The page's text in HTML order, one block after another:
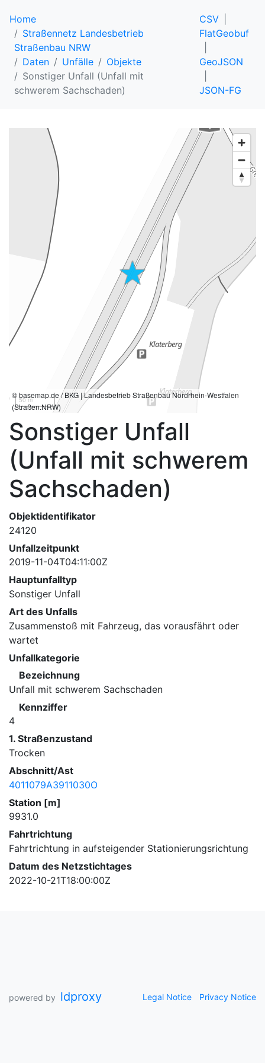
Home
Straßennetz Landesbetrieb
Straßenbau NRW
Daten
Unfälle
Objekte
Sonstiger Unfall (Unfall mit
schwerem Sachschaden)
CSV
FlatGeobuf
GeoJSON
JSON-FG
50 m
© basemap.de / BKG | Landesbetrieb Straßenbau Nordrhein-Westfalen
(Straßen.NRW)
Sonstiger Unfall
(Unfall mit schwerem
Sachschaden)
Objektidentifikator
24120
Unfallzeitpunkt
2019-11-04T04:11:00Z
Hauptunfalltyp
Sonstiger Unfall
Art des Unfalls
Zusammenstoß mit Fahrzeug, das vorausfährt oder
wartet
Unfallkategorie
Bezeichnung
Unfall mit schwerem Sachschaden
Kennziffer
4
1. Straßenzustand
Trocken
Abschnitt/Ast
4011079A3911030O
Station [m]
9931.0
Fahrtrichtung
Fahrtrichtung in aufsteigender Stationierungsrichtung
Datum des Netzstichtages
2022-10-21T18:00:00Z
powered by ldproxy Legal Notice Privacy Notice